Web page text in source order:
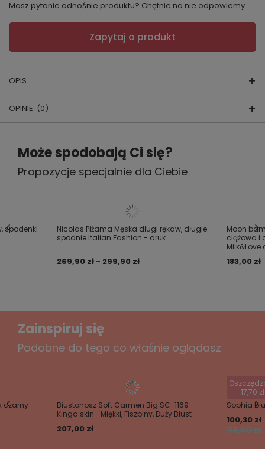
Masz pytanie odnośnie produktu? Chętnie na nie odpowiemy.
Zapytaj o produkt
OPIS
KOSZULA NOCNA
kraj produkcji: Polska
W przodzie kołnierzyk z klapkami, koszula zapinana
na guziki na całej długości przodu.
Na pierwszym planie znajduje się jednak wzór w kratę,
który króluje w świątecznych kolekcjach.
OPINIE (0)
Napisz swoją opinię
Twoja ocena:
Może spodobają Ci się?
Propozycje specjalnie dla Ciebie
spodenki
Nicolas Piżama Męska długi rękaw, długie
spodnie Italian Fashion - druk
269,90 zł - 299,90 zł
Moon
ciążowa i
Milk&Love
183,00 zł
Zainspiruj się
Podobne do tego co właśnie oglądasz
czarny
Biustonosz Soft Carmen Big SC-1169
Kinga skin– Miękki, Fiszbiny, Duży Biust
207,00 zł
17,70 zł
Sophia
118,00 zł
100,30 zł